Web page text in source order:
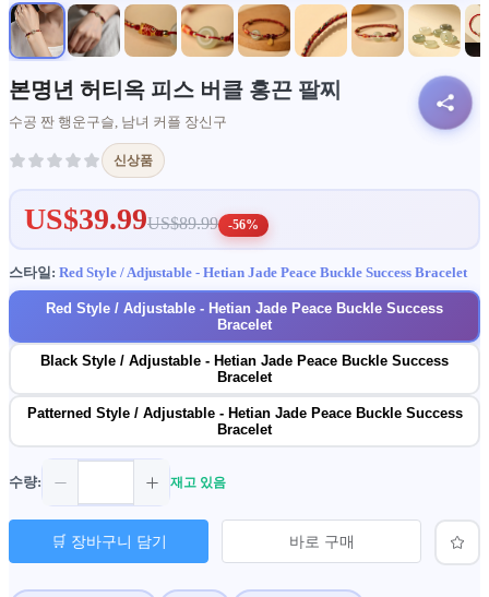
본명년 허티옥 피스 버클 홍끈 팔찌
수공 짠 행운구슬, 남녀 커플 장신구
신상품
US$39.99US$89.99 -56%
스타일: Red Style / Adjustable - Hetian Jade Peace Buckle Success Bracelet
Red Style / Adjustable - Hetian Jade Peace Buckle Success
Bracelet
Black Style / Adjustable - Hetian Jade Peace Buckle Success
Bracelet
Patterned Style / Adjustable - Hetian Jade Peace Buckle Success
Bracelet
수량: 재고 있음
🛒 장바구니 담기 바로 구매